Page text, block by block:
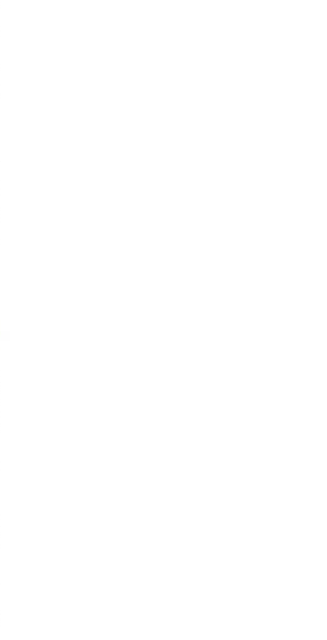
verschließbare
Saftkanäle und
Saftablauf.
Akzeptieren Sie
um es anzusehen.
Druck
wird dies durch die
Physik, ganz einfach:
Kraft, A = Auflagefläche).
Prinzip beschreibt die
Druck, Kraft und
verdoppelt, halbiert sich
Kraft der Druck.